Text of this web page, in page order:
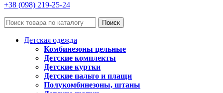
+38 (098) 219-25-24
Поиск
Детская одежда
Комбинезоны цельные
Детские комплекты
Детские куртки
Детские пальто и плащи
Полукомбинезоны, штаны